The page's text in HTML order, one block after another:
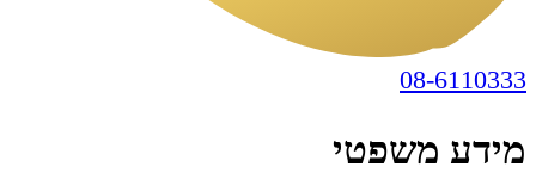
08-6110333
מידע משפטי